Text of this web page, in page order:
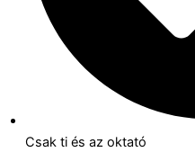
Csak ti és az oktató